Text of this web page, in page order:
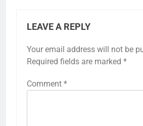
LEAVE A REPLY
Your email address will not be
Required fields are marked *
Comment *